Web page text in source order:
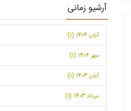
آرشیو زمانی
آبان 1404 (1)
مهر 1404 (1)
آبان 1403 (1)
مرداد 1403 (1)